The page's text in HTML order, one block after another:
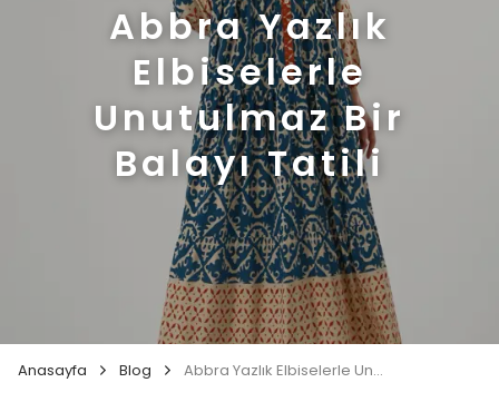
Abbra Yazlık
Elbiselerle
Unutulmaz Bir
Balayı Tatili
Anasayfa Blog Abbra Yazlık Elbiselerle Unutulmaz Bir Balayı Tatili